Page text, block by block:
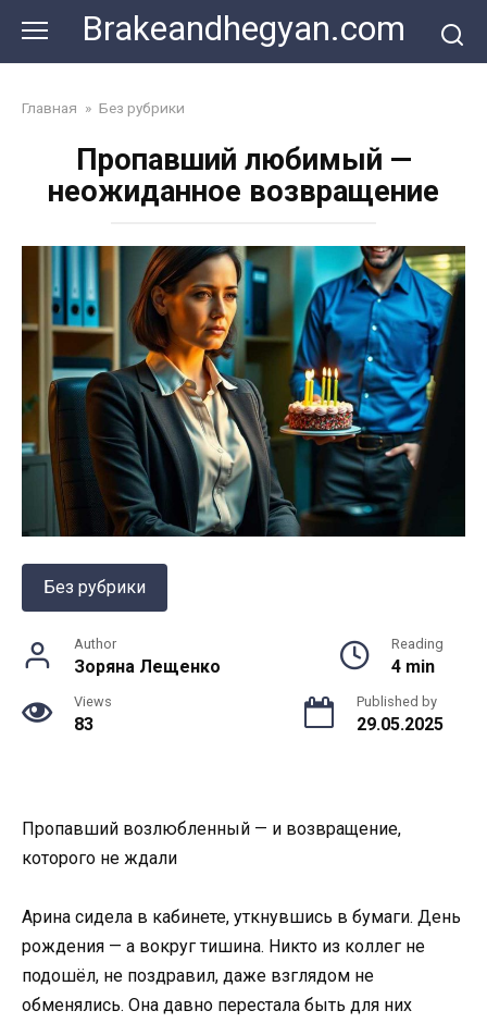
content
Brakeandhegyan.com
Главная » Без рубрики
Пропавший любимый —
неожиданное возвращение
Без рубрики
Author
Зоряна Лещенко
Reading
4 min
Views
83
Published by
29.05.2025
Пропавший возлюбленный — и возвращение,
которого не ждали
Арина сидела в кабинете, уткнувшись в бумаги. День
рождения — а вокруг тишина. Никто из коллег не
подошёл, не поздравил, даже взглядом не
обменялись. Она давно перестала быть для них